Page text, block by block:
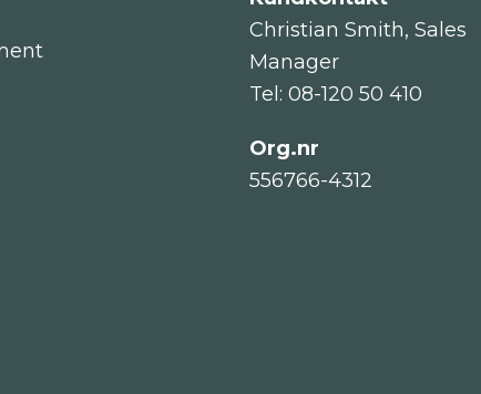
Christian Smith, Sales
Manager
Tel: 08-120 50 410
Org.nr
556766-4312